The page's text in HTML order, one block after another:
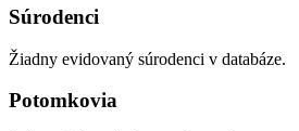
Súrodenci
Žiadny evidovaný súrodenci v databáze.
Potomkovia